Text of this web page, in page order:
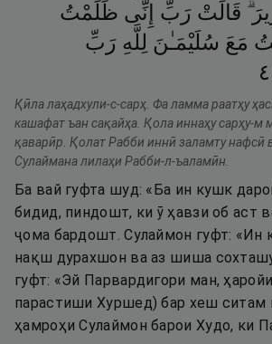
قَالَتْ رَبِّ إِنِّى ظَلَمْتُ
مَعَ سُلَيْمَـٰنَ لِلَّهِ رَبِّ
Қӣла лаҳадхули-с-сарҳ. Фа ламма раатҳу
кашафат ъан сақайҳа. Қола иннаҳу сарҳу-м
қаварӣр. Қолат Рабби иннӣ заламту нафсӣ
Сулаймана лилаҳи Рабби-л-ъаламӣн.
Ба вай гуфта шуд: «Ба ин кушк
бидид, пиндошт, ки ӯ ҳавзи об аст
ҷома бардошт. Сулаймон гуфт: «Ин
нақш дурахшон ва аз шиша
гуфт: «Эй Парвардигори ман,
парастиши Хуршед) бар хеш ситам
ҳамроҳи Сулаймон барои Худо, ки